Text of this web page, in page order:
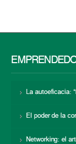
La autoeficacia:
El poder de la
Networking: el